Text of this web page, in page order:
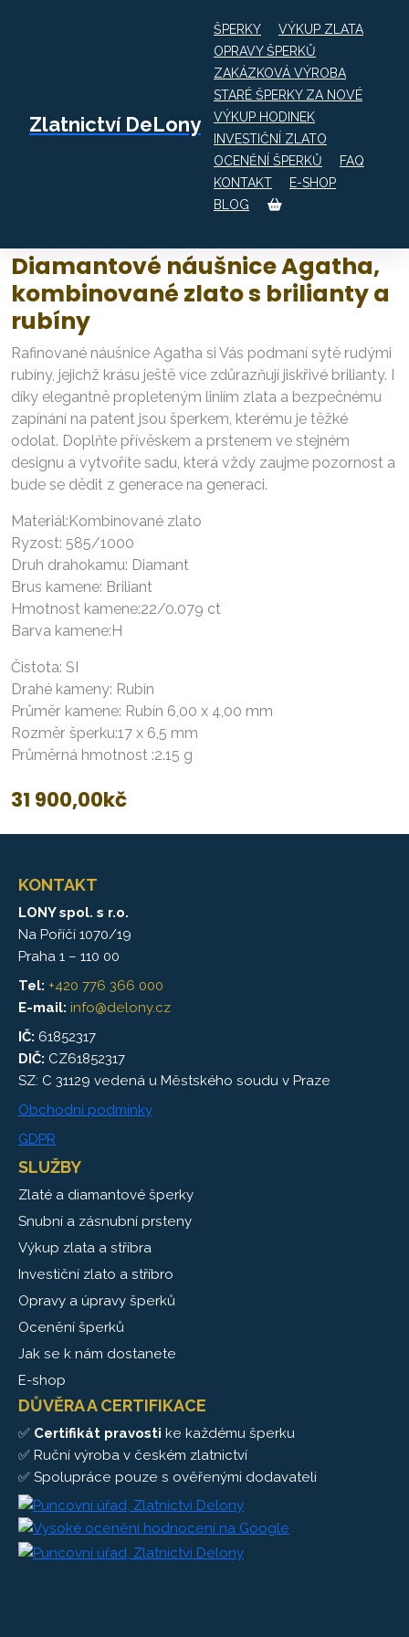
Zlatnictví DeLony
ŠPERKY
VÝKUP ZLATA
OPRAVY ŠPERKŮ
ZAKÁZKOVÁ VÝROBA
STARÉ ŠPERKY ZA NOVÉ
VÝKUP HODINEK
INVESTIČNÍ ZLATO
OCENĚNÍ ŠPERKŮ
FAQ
KONTAKT
E-SHOP
BLOG
Diamantové náušnice Agatha, kombinované
zlato s brilianty a rubíny
Diamantové náušnice Agatha,
kombinované zlato s brilianty a
rubíny
Rafinované náušnice Agatha si Vás podmaní sytě rudými
rubíny, jejichž krásu ještě více zdůrazňují jiskřivé brilianty. I
díky elegantně propleteným liniím zlata a bezpečnému
zapínání na patent jsou šperkem, kterému je těžké
odolat. Doplňte přívěskem a prstenem ve stejném
designu a vytvoříte sadu, která vždy zaujme pozornost a
bude se dědit z generace na generaci.
Materiál:Kombinované zlato
Ryzost: 585/1000
Druh drahokamu: Diamant
Brus kamene: Briliant
Hmotnost kamene:22/0.079 ct
Barva kamene:H
Čistota: SI
Drahé kameny: Rubín
Průměr kamene: Rubín 6,00 x 4,00 mm
Rozměr šperku:17 x 6,5 mm
Průměrná hmotnost :2.15 g
31 900,00kč
KONTAKT
LONY spol. s r.o.
Na Poříčí 1070/19
Praha 1 – 110 00
Tel: +420 776 366 000
E-mail: info@delony.cz
IČ: 61852317
DIČ: CZ61852317
SZ: C 31129 vedená u Městského soudu v Praze
Obchodní podmínky
GDPR
SLUŽBY
Zlaté a diamantové šperky
Snubní a zásnubní prsteny
Výkup zlata a stříbra
Investiční zlato a stříbro
Opravy a úpravy šperků
Ocenění šperků
Jak se k nám dostanete
E-shop
DŮVĚRA A CERTIFIKACE
✅ Certifikát pravosti ke každému šperku
✅ Ruční výroba v českém zlatnictví
✅ Spolupráce pouze s ověřenými dodavateli